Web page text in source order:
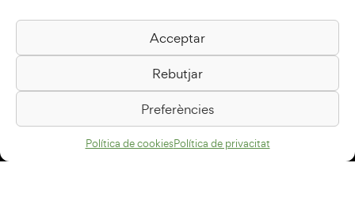
Acceptar
Rebutjar
Preferències
Política de cookiesPolítica de privacitat
Biblioteca Pilarin Bayés
Passeig de la Generalitat, 1
08500 Vic